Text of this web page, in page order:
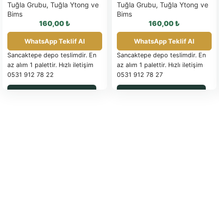
Tuğla Grubu, Tuğla Ytong ve
Bims
160,00₺
WhatsApp Teklif Al
Sancaktepe depo teslimdir. En
az alım 1 palettir. Hızlı iletişim
0531 912 78 22
Tuğla Grubu, Tuğla Ytong ve
Bims
160,00₺
WhatsApp Teklif Al
Sancaktepe depo teslimdir. En
az alım 1 palettir. Hızlı iletişim
0531 912 78 27